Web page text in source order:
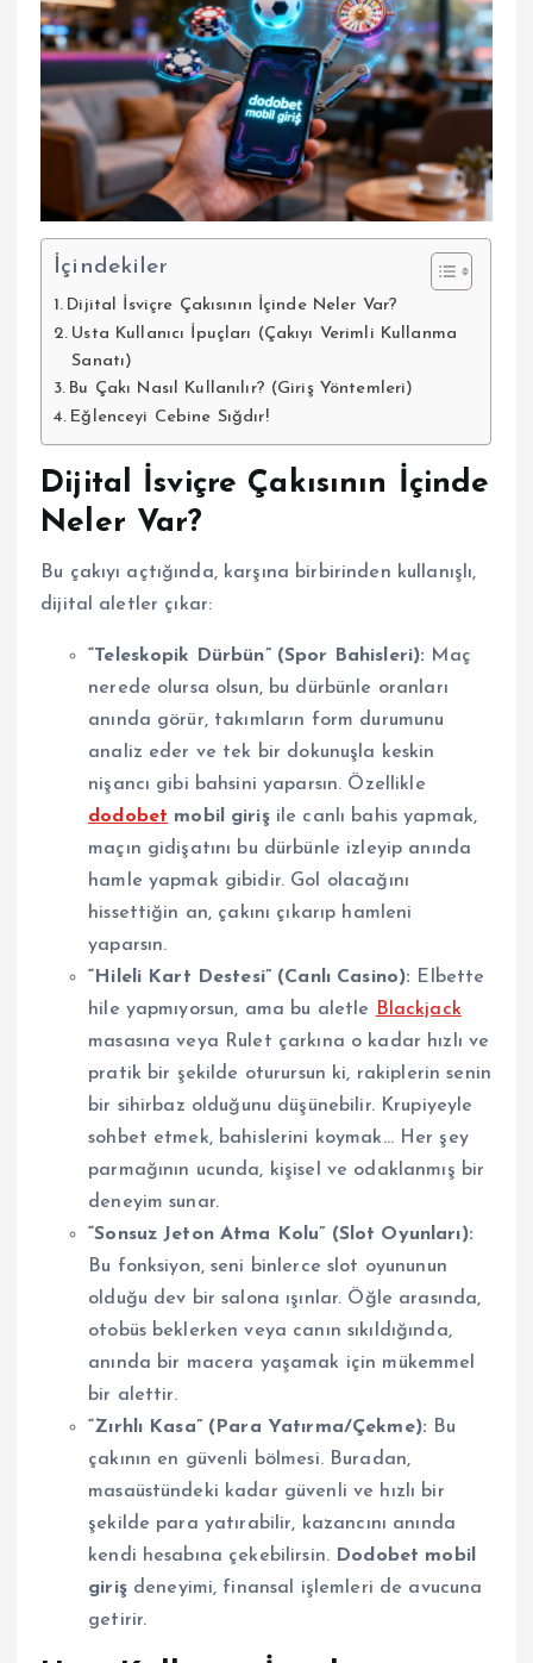
İçindekiler
Dijital İsviçre Çakısının İçinde Neler Var?
Usta Kullanıcı İpuçları (Çakıyı Verimli Kullanma
Sanatı)
Bu Çakı Nasıl Kullanılır? (Giriş Yöntemleri)
Eğlenceyi Cebine Sığdır!
Dijital İsviçre Çakısının İçinde
Neler Var?
Bu çakıyı açtığında, karşına birbirinden kullanışlı,
dijital aletler çıkar:
“Teleskopik Dürbün” (Spor Bahisleri): Maç
nerede olursa olsun, bu dürbünle oranları
anında görür, takımların form durumunu
analiz eder ve tek bir dokunuşla keskin
nişancı gibi bahsini yaparsın. Özellikle
dodobet mobil girişile canlı bahis yapmak,
maçın gidişatını bu dürbünle izleyip anında
hamle yapmak gibidir. Gol olacağını
hissettiğin an, çakını çıkarıp hamleni
yaparsın.
“Hileli Kart Destesi” (Canlı Casino): Elbette
hile yapmıyorsun, ama bu aletle
Blackjack
masasına veya Rulet çarkına o kadar hızlı ve
pratik bir şekilde oturursun ki, rakiplerin senin
bir sihirbaz olduğunu düşünebilir. Krupiyeyle
sohbet etmek, bahislerini koymak… Her şey
parmağının ucunda, kişisel ve odaklanmış bir
deneyim sunar.
“Sonsuz Jeton Atma Kolu” (Slot Oyunları):
Bu fonksiyon, seni binlerce slot oyununun
olduğu dev bir salona ışınlar. Öğle arasında,
otobüs beklerken veya canın sıkıldığında,
anında bir macera yaşamak için mükemmel
bir alettir.
“Zırhlı Kasa” (Para Yatırma/Çekme): Bu
çakının en güvenli bölmesi. Buradan,
masaüstündeki kadar güvenli ve hızlı bir
şekilde para yatırabilir, kazancını anında
kendi hesabına çekebilirsin. Dodobet mobil
girişdeneyimi, finansal işlemleri de avucuna
getirir.